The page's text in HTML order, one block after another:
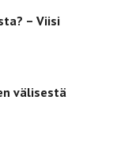
– Viisi
välisestä